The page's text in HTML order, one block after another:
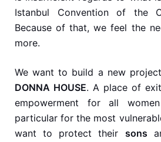
Istanbul Convention of the
Because of that, we feel the
more.
We want to build a new
DONNA HOUSE. A place of
empowerment for all
particular for the most
want to protect their sons